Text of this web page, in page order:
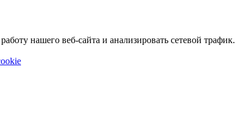
нашего веб-сайта и анализировать сетевой трафик.